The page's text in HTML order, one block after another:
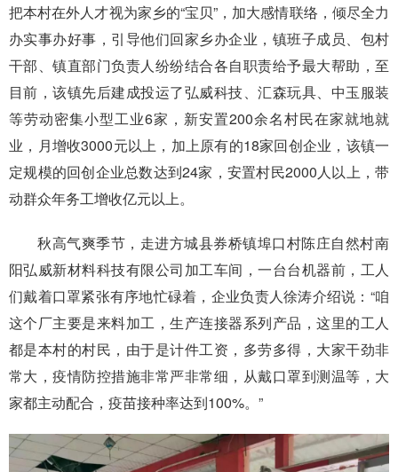
把本村在外人才视为家乡的“宝贝”，加大感情联络，倾尽全力
办实事办好事，引导他们回家乡办企业，镇班子成员、包村
干部、镇直部门负责人纷纷结合各自职责给予最大帮助，至
目前，该镇先后建成投运了弘威科技、汇森玩具、中玉服装
等劳动密集小型工业6家，新安置200余名村民在家就地就
业，月增收3000元以上，加上原有的18家回创企业，该镇一
定规模的回创企业总数达到24家，安置村民2000人以上，带
动群众年务工增收亿元以上。
秋高气爽季节，走进方城县券桥镇埠口村陈庄自然村南
阳弘威新材料科技有限公司加工车间，一台台机器前，工人
们戴着口罩紧张有序地忙碌着，企业负责人徐涛介绍说：“咱
这个厂主要是来料加工，生产连接器系列产品，这里的工人
都是本村的村民，由于是计件工资，多劳多得，大家干劲非
常大，疫情防控措施非常严非常细，从戴口罩到测温等，大
家都主动配合，疫苗接种率达到100%。”